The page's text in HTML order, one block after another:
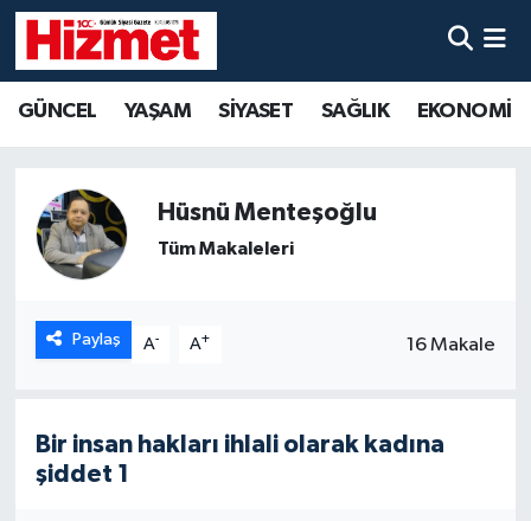
GÜNCEL YAŞAM SİYASET SAĞLIK EKONOMİ
Hüsnü Menteşoğlu
Tüm Makaleleri
Paylaş A- A+ 16 Makale
Bir insan hakları ihlali olarak kadına
şiddet 1
YAŞAM
SİYASET
SAĞLIK
EKONOMİ
SPOR
Denizli Hava Durumu
Denizli Trafik Yoğunluk Haritası
Süper Lig Puan Durumu ve Fikstür
Tüm Manşetler
Haber Arşivi